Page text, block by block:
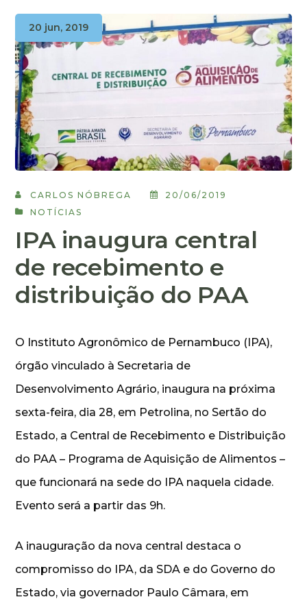
20 jun, 2019
CARLOS NÓBREGA
20/06/2019
NOTÍCIAS
IPA inaugura central
de recebimento e
distribuição do PAA
O Instituto Agronômico de Pernambuco (IPA),
órgão vinculado à Secretaria de
Desenvolvimento Agrário, inaugura na próxima
sexta-feira, dia 28, em Petrolina, no Sertão do
Estado, a Central de Recebimento e Distribuição
do PAA – Programa de Aquisição de Alimentos –
que funcionará na sede do IPA naquela cidade.
Evento será a partir das 9h.
A inauguração da nova central destaca o
compromisso do IPA, da SDA e do Governo do
Estado, via governador Paulo Câmara, em